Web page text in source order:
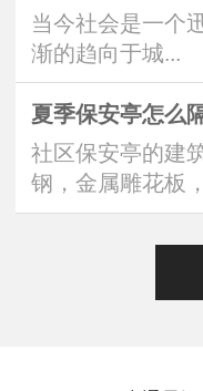
当今社会是一个
渐的趋向于城...
夏季保安亭怎么
社区保安亭的建
钢，金属雕花板